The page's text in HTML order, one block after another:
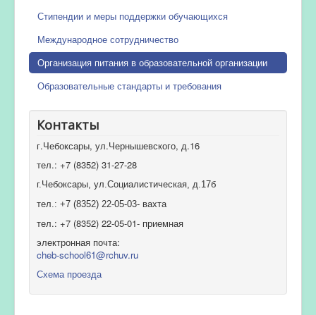
Стипендии и меры поддержки обучающихся
Международное сотрудничество
Организация питания в образовательной организации
Образовательные стандарты и требования
Контакты
г.Чебоксары, ул.Чернышевского, д.16
тел.: +7 (8352) 31-27-28
г.Чебоксары, ул.Социалистическая, д.17б
тел.: +7 (8352) 22-05-03- вахта
тел.: +7 (8352) 22-05-01- приемная
электронная почта:
cheb-school61@rchuv.ru
Схема проезда